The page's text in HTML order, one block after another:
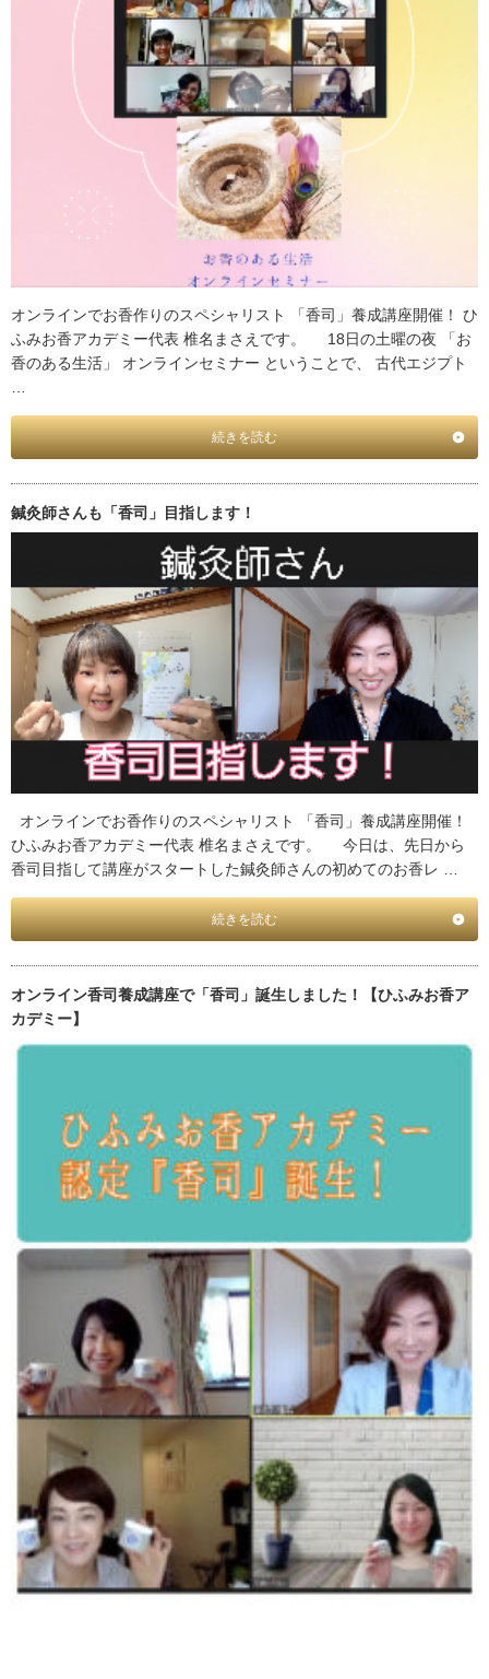
オンラインでお香作りのスペシャリスト 「香司」養成講座開催！ ひ
ふみお香アカデミー代表 椎名まさえです。 18日の土曜の夜 「お
香のある生活」 オンラインセミナー ということで、 古代エジプト
続きを読む
鍼灸師さんも「香司」目指します！
オンラインでお香作りのスペシャリスト 「香司」養成講座開催！
ひふみお香アカデミー代表 椎名まさえです。 今日は、先日から
香司目指して講座がスタートした鍼灸師さんの初めてのお香レ …
続きを読む
オンライン香司養成講座で「香司」誕生しました！【ひふみお香ア
カデミー】